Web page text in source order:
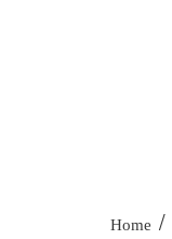
Home /